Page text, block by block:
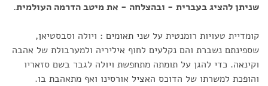
שניתן להציג בעברית - ובהצלחה - את מיטב הדרמה העולמית.
קומדיית טעויות רומנטית על שני תאומים : ויולה וסבסטיאן,
שספינתם נשברת והם נקלעים לחוף איליריה ולמערבולת של אהבה
וקינאה. כדי להגן על תומתה מתחפשת ויולה לגבר בשם סזאריו
והופכת למשרתו של הדוכס האציל אורסינו ואף מתאהבת בו.